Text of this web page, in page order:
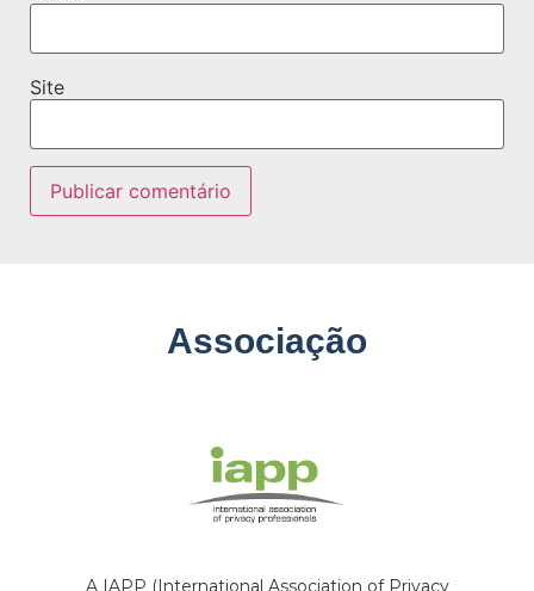
Site
Associação
A IAPP (International Association of Privacy